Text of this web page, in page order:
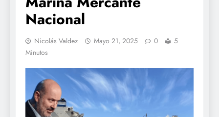
Nacional
Nicolás Valdez Mayo 21, 2025 0
5
Minutos